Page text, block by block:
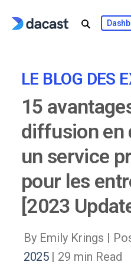
LE BLOG DES
15
diffusion en
un service
pour les
[2023
By Emily Krings |
2025| 29 min Read